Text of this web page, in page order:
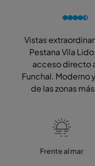
Vistas
Pestana Vila
acceso directo
Funchal. Moderno
de las zonas
Frente al mar